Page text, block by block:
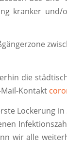
kranker und/
die
Mail-Kontakt
Lockerung
wir alle